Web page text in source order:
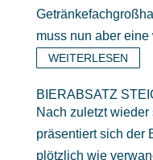
muss nun aber eine
WEITERLESEN
BIERABSATZ
Nach zuletzt
präsentiert sich der
plötzlich wie